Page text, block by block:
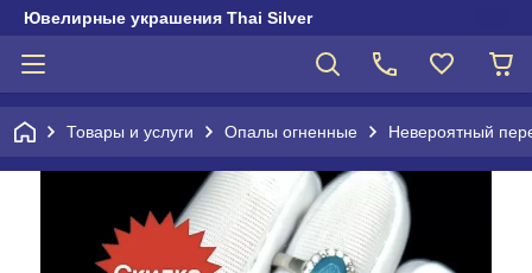
Ювелирные украшения Thai Silver
Товары и услуги Опалы огненные Невероятный